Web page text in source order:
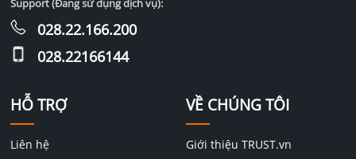
HỖ TRỢ
Liên hệ
VỀ CHÚNG TÔI
Giới thiệu TRUST.vn
Support (Đang sử dụng dịch vụ):
028.22.166.200
028.22166144